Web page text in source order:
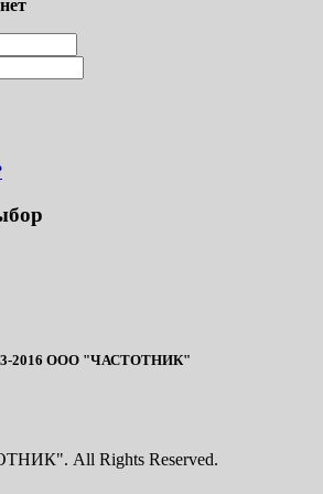
2016 ООО "ЧАСТОТНИК"
All Rights Reserved.